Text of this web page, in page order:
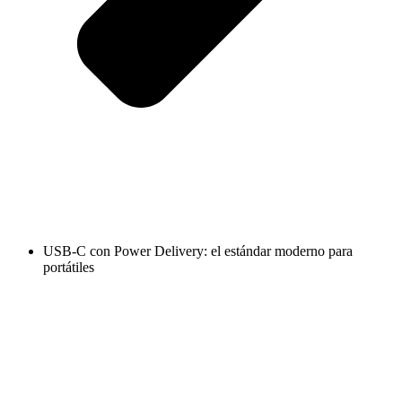
USB-C con Power Delivery: el estándar moderno para
portátiles